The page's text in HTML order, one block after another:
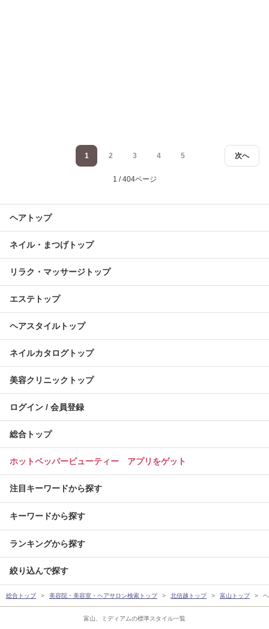
富山、ミディアムの標準スタイル一覧
次へ
1 2 3 4 5
1 / 404ページ
ヘアトップ
ネイル・まつげトップ
リラク・マッサージトップ
エステトップ
ヘアスタイルトップ
ネイルカタログトップ
美容クリニックトップ
ログイン / 会員登録
総合トップ
ホットペッパービューティー アプリをゲット
注目キーワードから探す
キーワードから探す
ランキングから探す
絞り込んで探す
総合トップ 美容院・美容室・ヘアサロン検索トップ 北信越トップ 富山トップ